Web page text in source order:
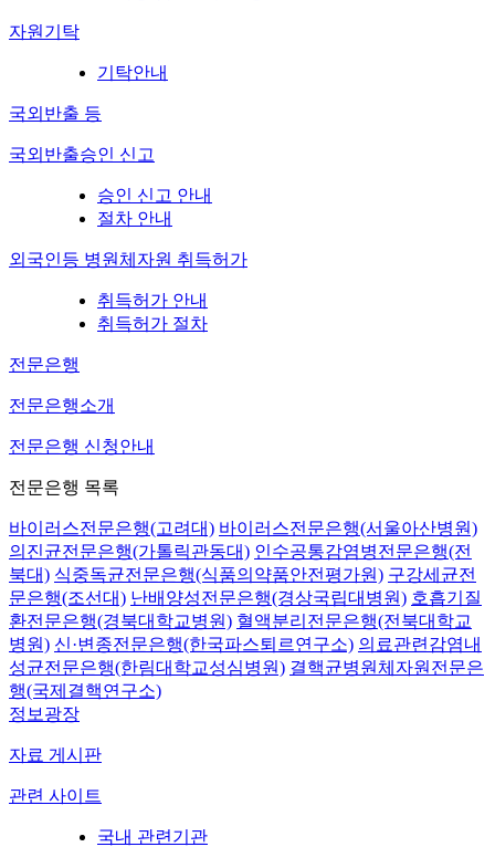
자원기탁
기탁안내
국외반출 등
국외반출승인 신고
승인 신고 안내
절차 안내
외국인등 병원체자원 취득허가
취득허가 안내
취득허가 절차
전문은행
전문은행소개
전문은행 신청안내
전문은행 목록
바이러스전문은행(고려대) 바이러스전문은행(서울아산병원)
의진균전문은행(가톨릭관동대) 인수공통감염병전문은행(전
북대) 식중독균전문은행(식품의약품안전평가원) 구강세균전
문은행(조선대) 난배양성전문은행(경상국립대병원) 호흡기질
환전문은행(경북대학교병원) 혈액분리전문은행(전북대학교
병원) 신·변종전문은행(한국파스퇴르연구소) 의료관련감염내
성균전문은행(한림대학교성심병원) 결핵균병원체자원전문은
행(국제결핵연구소)
정보광장
자료 게시판
관련 사이트
국내 관련기관